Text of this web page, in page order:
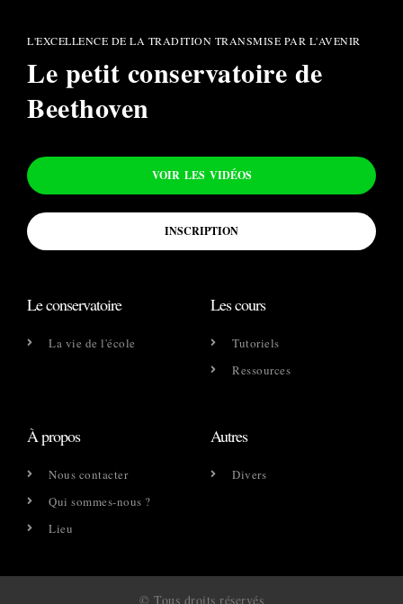
L'EXCELLENCE DE LA TRADITION TRANSMISE PAR L'AVENIR
Le petit conservatoire de
Beethoven
VOIR LES VIDÉOS
INSCRIPTION
Le conservatoire
La vie de l'école
Les cours
Tutoriels
Ressources
À propos
Nous contacter
Qui sommes-nous ?
Lieu
Autres
Divers
© Tous droits réservés